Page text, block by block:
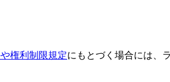
権利制限規定にもとづく場合には、